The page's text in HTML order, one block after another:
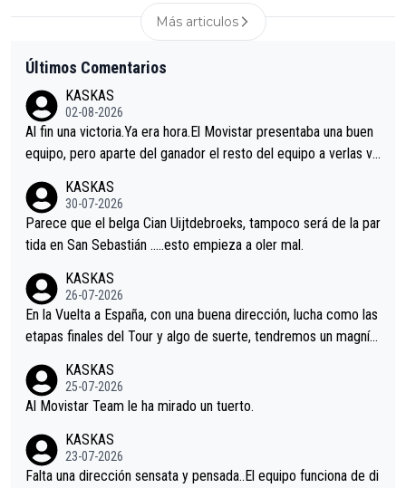
Más articulos
Últimos Comentarios
KASKAS
02-08-2026
Al fin una victoria.Ya era hora.El Movistar presentaba una buen
equipo, pero aparte del ganador el resto del equipo a verlas ve
s.La única buena noticia es la mejoría de Enric Más en San Seb
astian.Si en la Vuelta a Burgos sigue la mejoría, podríamos ten
er alguna sorpresa en la Vuelta.Ojalá.
KASKAS
30-07-2026
Parece que el belga Cian Uijtdebroeks, tampoco será de la par
tida en San Sebastián …..esto empieza a oler mal.
KASKAS
26-07-2026
En la Vuelta a España, con una buena dirección, lucha como las
etapas finales del Tour y algo de suerte, tendremos un magnífi
KASKAS
25-07-2026
Al Movistar Team le ha mirado un tuerto.
KASKAS
23-07-2026
Falta una dirección sensata y pensada..El equipo funciona de di